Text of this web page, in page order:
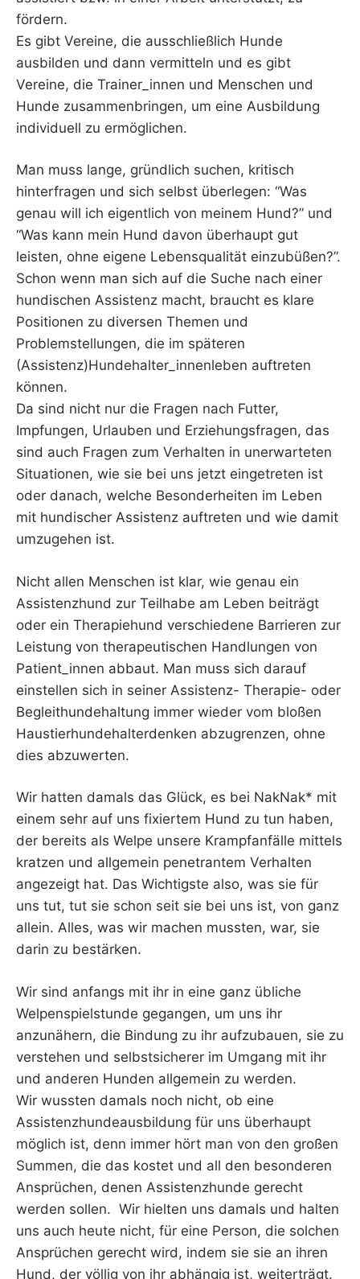
fördern.
Es gibt Vereine, die ausschließlich Hunde
ausbilden und dann vermitteln und es gibt
Vereine, die Trainer_innen und Menschen und
Hunde zusammenbringen, um eine Ausbildung
individuell zu ermöglichen.
Man muss lange, gründlich suchen, kritisch
hinterfragen und sich selbst überlegen: “Was
genau will ich eigentlich von meinem Hund?” und
“Was kann mein Hund davon überhaupt gut
leisten, ohne eigene Lebensqualität einzubüßen?”.
Schon wenn man sich auf die Suche nach einer
hundischen Assistenz macht, braucht es klare
Positionen zu diversen Themen und
Problemstellungen, die im späteren
(Assistenz)Hundehalter_innenleben auftreten
können.
Da sind nicht nur die Fragen nach Futter,
Impfungen, Urlauben und Erziehungsfragen, das
sind auch Fragen zum Verhalten in unerwarteten
Situationen, wie sie bei uns jetzt eingetreten ist
oder danach, welche Besonderheiten im Leben
mit hundischer Assistenz auftreten und wie damit
umzugehen ist.
Nicht allen Menschen ist klar, wie genau ein
Assistenzhund zur Teilhabe am Leben beiträgt
oder ein Therapiehund verschiedene Barrieren zur
Leistung von therapeutischen Handlungen von
Patient_innen abbaut. Man muss sich darauf
einstellen sich in seiner Assistenz- Therapie- oder
Begleithundehaltung immer wieder vom bloßen
Haustierhundehalterdenken abzugrenzen, ohne
dies abzuwerten.
Wir hatten damals das Glück, es bei NakNak* mit
einem sehr auf uns fixiertem Hund zu tun haben,
der bereits als Welpe unsere Krampfanfälle mittels
kratzen und allgemein penetrantem Verhalten
angezeigt hat. Das Wichtigste also, was sie für
uns tut, tut sie schon seit sie bei uns ist, von ganz
allein. Alles, was wir machen mussten, war, sie
darin zu bestärken.
Wir sind anfangs mit ihr in eine ganz übliche
Welpenspielstunde gegangen, um uns ihr
anzunähern, die Bindung zu ihr aufzubauen, sie zu
verstehen und selbstsicherer im Umgang mit ihr
und anderen Hunden allgemein zu werden.
Wir wussten damals noch nicht, ob eine
Assistenzhundeausbildung für uns überhaupt
möglich ist, denn immer hört man von den großen
Summen, die das kostet und all den besonderen
Ansprüchen, denen Assistenzhunde gerecht
werden sollen. Wir hielten uns damals und halten
uns auch heute nicht, für eine Person, die solchen
Ansprüchen gerecht wird, indem sie sie an ihren
Hund, der völlig von ihr abhängig ist, weiterträgt.